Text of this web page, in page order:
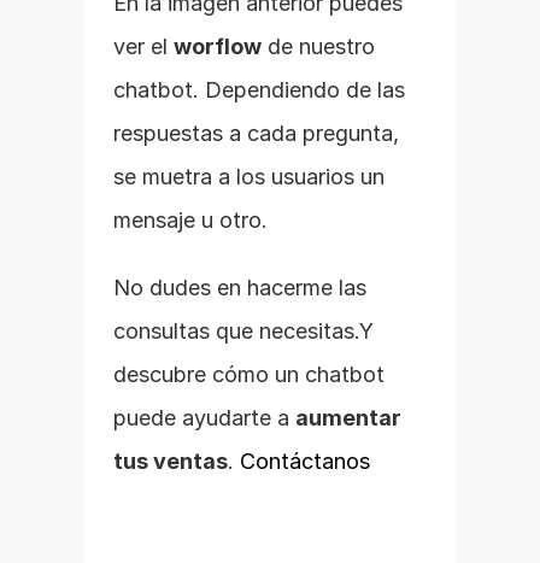
ver el worflow de nuestro
chatbot. Dependiendo de las
respuestas a cada pregunta,
se muetra a los usuarios un
mensaje u otro.
No dudes en hacerme las
consultas que necesitas.Y
descubre cómo un chatbot
puede ayudarte a aumentar
tus ventas. Contáctanos